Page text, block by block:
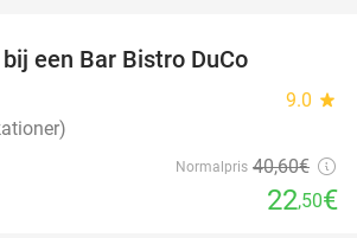
een Bar Bistro DuCo
9.0 star
Normalpris 40,60€
22,50€